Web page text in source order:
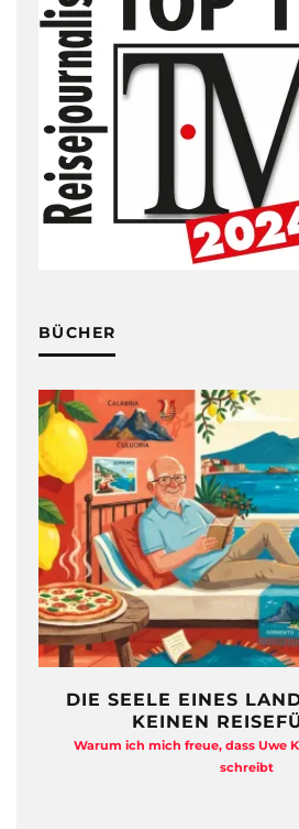
BÜCHER
DIE SEELE EINES
KEINEN
Warum ich mich freue, dass Uwe
schreibt